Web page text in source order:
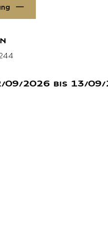
09/2026 bis 13/09/